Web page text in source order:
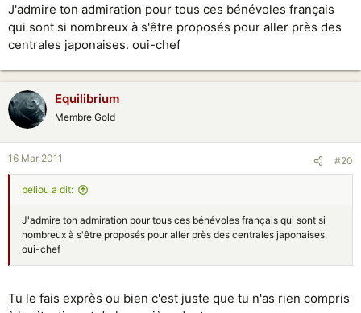
J'admire ton admiration pour tous ces bénévoles français
qui sont si nombreux à s'être proposés pour aller près des
centrales japonaises. oui-chef
Equilibrium
Membre Gold
16 Mar 2011 #20
beliou a dit:
J'admire ton admiration pour tous ces bénévoles français qui sont si
nombreux à s'être proposés pour aller près des centrales japonaises.
oui-chef
Tu le fais exprès ou bien c'est juste que tu n'as rien compris